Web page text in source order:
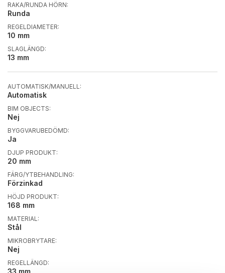
RAKA/RUNDA HÖRN:
Runda
REGELDIAMETER:
10 mm
SLAGLÄNGD:
13 mm
AUTOMATISK/MANUELL:
Automatisk
BIM OBJECTS:
Nej
BYGGVARUBEDÖMD:
Ja
DJUP PRODUKT:
20 mm
FÄRG/YTBEHANDLING:
Förzinkad
HÖJD PRODUKT:
168 mm
MATERIAL:
Stål
MIKROBRYTARE:
Nej
REGELLÄNGD:
33 mm